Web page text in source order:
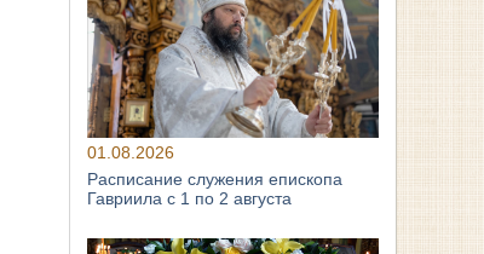
01.08.2026
Расписание служения епископа
Гавриила с 1 по 2 августа